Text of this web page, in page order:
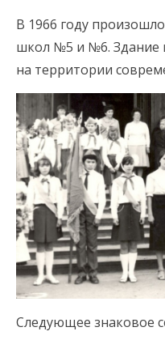
В 1966 году
школ №5 и №6. Здание
на территории
Следующее знаковое